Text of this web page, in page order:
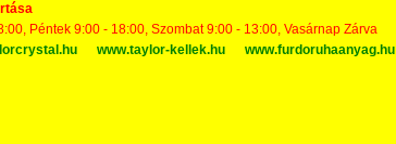
Péntek 9:00 - 18:00, Szombat 9:00 - 13:00, Vasárnap Zárva
www.taylor-kellek.hu www.furdoruhaanyag.hu